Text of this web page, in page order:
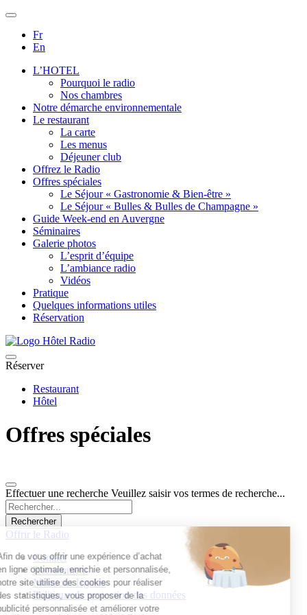
Afin de vous offrir une expérience d’achat
en ligne optimale, enrichie et personnalisée,
notre site utilise des cookies pour réaliser
des statistiques, vous proposer de la
publicité personnalisée et améliorer votre
Fr
En
L’HOTEL
Pourquoi le radio
Nos chambres
Notre démarche environnementale
Le restaurant
La carte
Les menus
Déjeuner club
Offrez le Radio
Offres spéciales
Le Séjour « Gastronomie & Bien-être »
Le Séjour « Bulles & Bulles de Champagne »
Guide Week-end en Auvergne
Séminaires
Galerie photos
L’esprit d’équipe
L’ambiance radio
Vidéos
Pratique
Quelques informations utiles
Réservation
Réserver
Restaurant
Hôtel
Offres spéciales
Effectuer une recherche Veuillez saisir vos termes de recherche...
Rechercher
Offrir le Radio
Contact
Recrutement
Mentions légales
Politique de protection des données